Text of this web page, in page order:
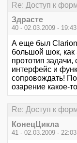
Re: Доступ к
Здрасте
40 - 02.03.2009 - 19:43
А еще был
большой шок, как
прототип задачи,
интерфейс и
сопровождать!
озарение какое-
Re: Доступ к
КонецЦикла
41 - 02.03.2009 - 22:03